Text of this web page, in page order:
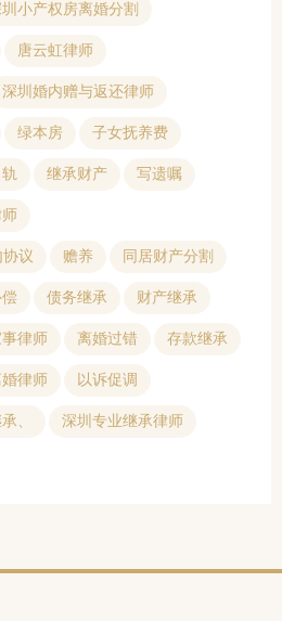
小产权房离婚分割
唐云虹律师
深圳婚内赠与返还律师
绿本房 子女抚养费
轨 继承财产 写遗嘱
议 赡养 同居财产分割
债务继承 财产继承
律师 离婚过错 存款继承
律师 以诉促调
、 深圳专业继承律师